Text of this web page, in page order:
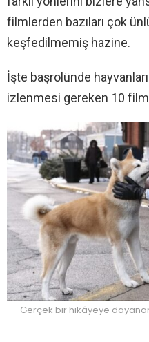
filmlerden bazıları çok
keşfedilmemiş hazine.
İşte başrolünde
izlenmesi gereken 10
Gerçek bir hikâyeye